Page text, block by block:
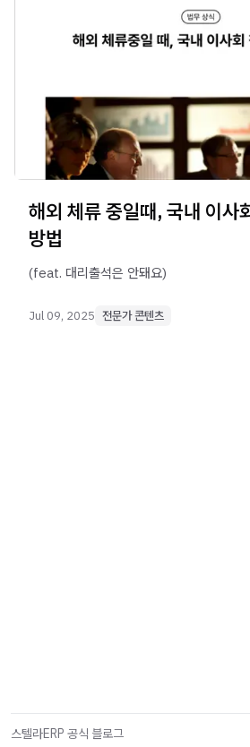
해외 체류 중일때, 국내 이사
방법
(feat. 대리출석은 안돼요)
Jul 09, 2025 전문가 콘텐츠
스텔라ERP 공식 블로그